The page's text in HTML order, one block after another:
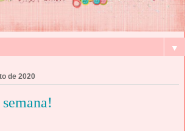
▼
de 2020